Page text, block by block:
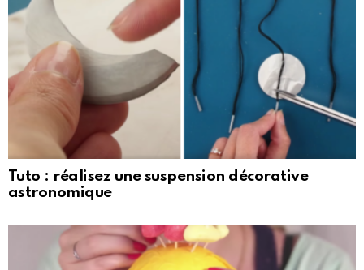
Tuto : réalisez une suspension décorative
astronomique